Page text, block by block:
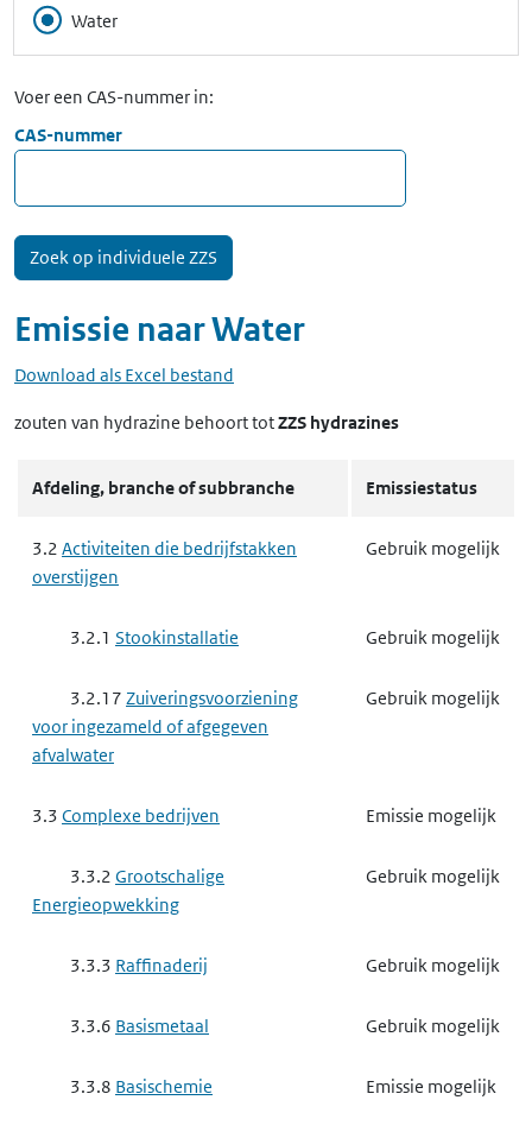
Water
Voer een CAS-nummer in:
CAS-nummer
Emissie naarWater
Download als Excel bestand
zouten van hydrazine behoort totZZS hydrazines
Afdeling, branche of subbranche Emissiestatus
3.2 Activiteiten die bedrijfstakken
overstijgen
Gebruik mogelijk
3.2.1 Stookinstallatie Gebruik mogelijk
3.2.17 Zuiveringsvoorziening
voor ingezameld of afgegeven
afvalwater
Gebruik mogelijk
3.3 Complexe bedrijven Emissie mogelijk
3.3.2 Grootschalige
Energieopwekking
Gebruik mogelijk
3.3.3 Raffinaderij Gebruik mogelijk
3.3.6 Basismetaal Gebruik mogelijk
3.3.8 Basischemie Emissie mogelijk